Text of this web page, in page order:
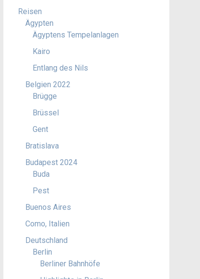
Reisen
Ägypten
Ägyptens Tempelanlagen
Kairo
Entlang des Nils
Belgien 2022
Brügge
Brüssel
Gent
Bratislava
Budapest 2024
Buda
Pest
Buenos Aires
Como, Italien
Deutschland
Berlin
Berliner Bahnhöfe